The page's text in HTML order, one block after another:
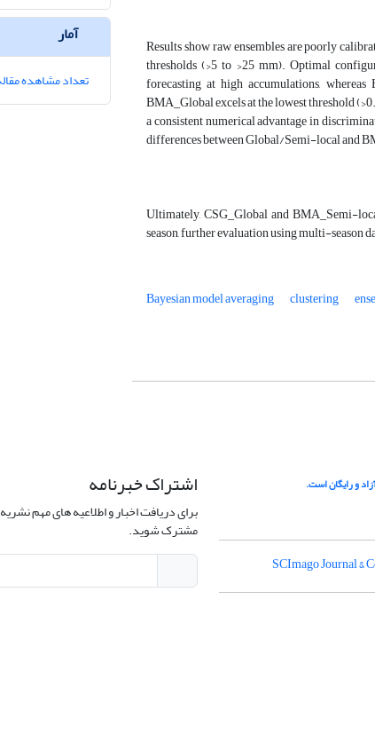
Results show raw ensembles are poorly
thresholds (>5 to >25 mm). Optimal
forecasting at high accumulations,
BMA_Global excels at the lowest threshold
a consistent numerical advantage in
differences between Global/Semi-local and
Ultimately, CSG_Global and BMA_Semi-
season, further evaluation using multi-
Bayesian model averaging
clustering
آمار
تعداد مشاهده
و رایگان است. اشتراک خبرنامه
برای دریافت اخبار و اطلاعیه های مهم
مشترک شوید.